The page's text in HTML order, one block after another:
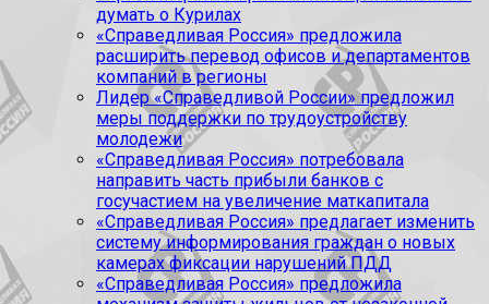
думать о Курилах
«Справедливая Россия» предложила
расширить перевод офисов и департаментов
компаний в регионы
Лидер «Справедливой России» предложил
меры поддержки по трудоустройству
молодежи
«Справедливая Россия» потребовала
направить часть прибыли банков с
госучастием на увеличение маткапитала
«Справедливая Россия» предлагает изменить
систему информирования граждан о новых
камерах фиксации нарушений ПДД
«Справедливая Россия» предложила